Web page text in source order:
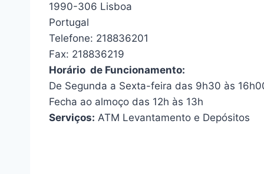
1990-306 Lisboa
Portugal
Telefone: 218836201
Fax: 218836219
Horário de Funcionamento:
De Segunda a Sexta-feira das 9h30 às
Fecha ao almoço das 12h às 13h
Serviços: ATM Levantamento e Depósitos